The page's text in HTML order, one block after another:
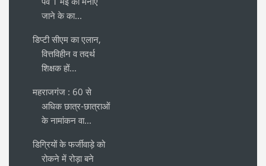
जाने के का...
डिप्टी सीएम का एलान,
वित्तविहीन व तदर्थ
शिक्षक हों...
महराजगंज : 60 से
अधिक छात्र-छात्राओं
के नामांकन वा...
डिग्रियों के फर्जीवाड़े को
रोकने में रोड़ा बने